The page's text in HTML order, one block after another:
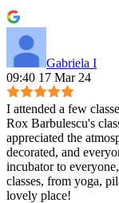
Gabriela I
09:40 17 Mar 24
I attended a few
Rox Barbulescu's
appreciated the
decorated, and
incubator to
classes, from yoga,
lovely place!